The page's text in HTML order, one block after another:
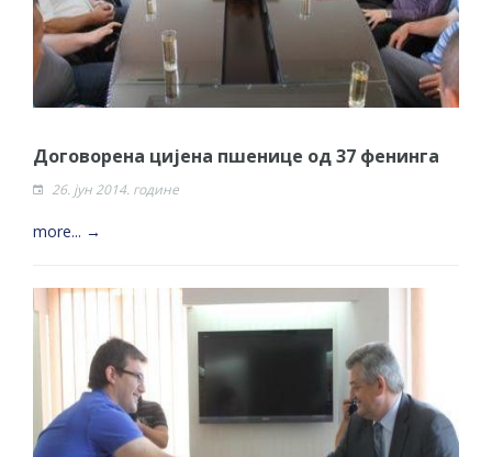
Договорена цијена пшенице од 37 фенинга
26. јун 2014. године
more... →